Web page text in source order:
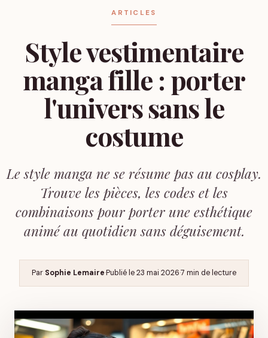
ARTICLES
Style vestimentaire
manga fille : porter
l'univers sans le
costume
Le style manga ne se résume pas au cosplay.
Trouve les pièces, les codes et les
combinaisons pour porter une esthétique
animé au quotidien sans déguisement.
Par Sophie Lemaire·Publié le23 mai 2026·7 min de lecture